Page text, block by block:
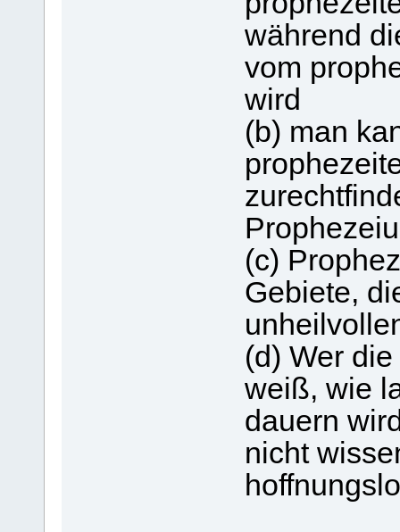
während
vom
wird
(b) man
(c)
Gebiete,
(d) Wer
weiß, wie
dauern
nicht